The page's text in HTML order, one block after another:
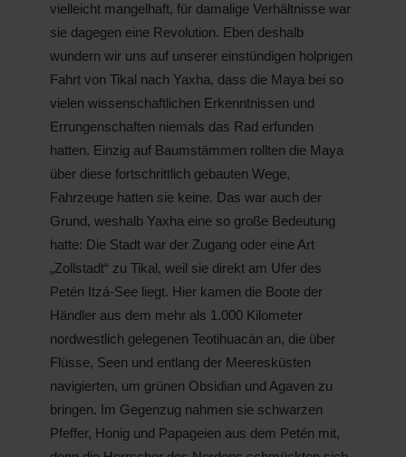
vielleicht mangelhaft, für damalige Verhältnisse war
sie dagegen eine Revolution. Eben deshalb
wundern wir uns auf unserer einstündigen holprigen
Fahrt von Tikal nach Yaxha, dass die Maya bei so
vielen wissenschaftlichen Erkenntnissen und
Errungenschaften niemals das Rad erfunden
hatten. Einzig auf Baumstämmen rollten die Maya
über diese fortschrittlich gebauten Wege,
Fahrzeuge hatten sie keine. Das war auch der
Grund, weshalb Yaxha eine so große Bedeutung
hatte: Die Stadt war der Zugang oder eine Art
„Zollstadt“ zu Tikal, weil sie direkt am Ufer des
Petén Itzá-See liegt. Hier kamen die Boote der
Händler aus dem mehr als 1.000 Kilometer
nordwestlich gelegenen Teotihuacán an, die über
Flüsse, Seen und entlang der Meeresküsten
navigierten, um grünen Obsidian und Agaven zu
bringen. Im Gegenzug nahmen sie schwarzen
Pfeffer, Honig und Papageien aus dem Petén mit,